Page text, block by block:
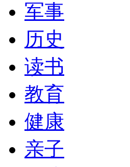
军事
历史
读书
教育
健康
亲子